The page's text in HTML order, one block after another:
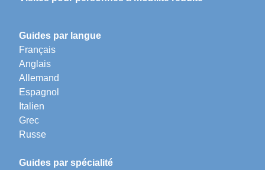
Guides par langue
Français
Anglais
Allemand
Espagnol
Italien
Grec
Russe
Guides par spécialité